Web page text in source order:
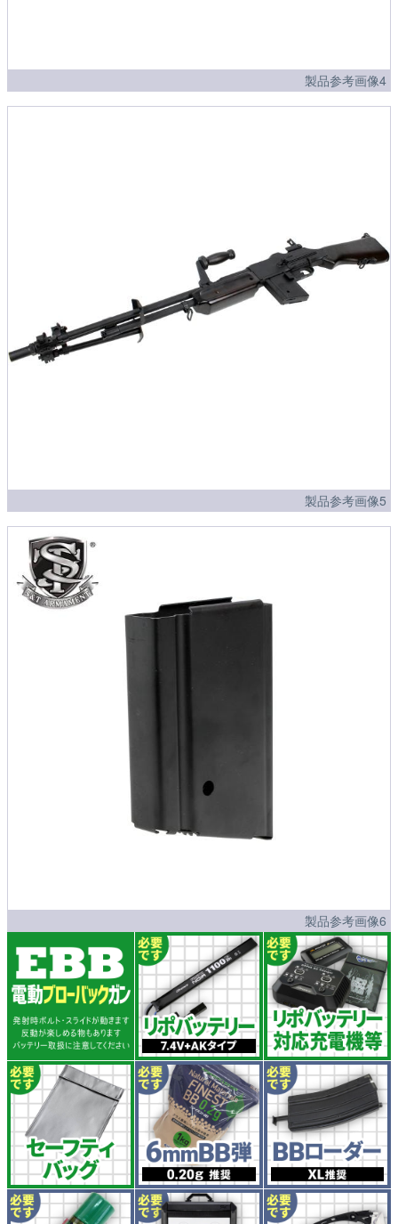
製品参考画像4
製品参考画像5
製品参考画像6